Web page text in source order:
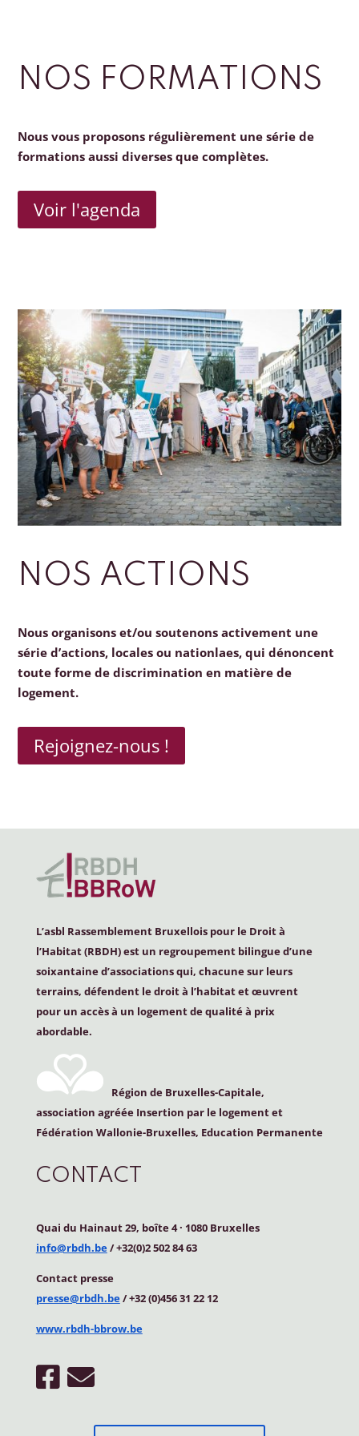
NOS FORMATIONS
Nous vous proposons régulièrement une série de
formations aussi diverses que complètes.
Voir l'agenda
NOS ACTIONS
Nous organisons et/ou soutenons activement une
série d’actions, locales ou nationlaes, qui dénoncent
toute forme de discrimination en matière de
logement.
Rejoignez-nous !
L’asbl Rassemblement Bruxellois pour le Droit à
l’Habitat (RBDH) est un regroupement bilingue d’une
soixantaine d’associations qui, chacune sur leurs
terrains, défendent le droit à l’habitat et œuvrent
pour un accès à un logement de qualité à prix
abordable.
Région de Bruxelles-Capitale,
association agréée Insertion par le logement et
Fédération Wallonie-Bruxelles, Education Permanente
CONTACT
Quai du Hainaut 29, boîte 4· 1080 Bruxelles
info@rbdh.be/ +32(0)2 502 84 63
Contact presse
presse@rbdh.be/ +32 (0)456 31 22 12
www.rbdh-bbrow.be